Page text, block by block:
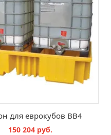
для еврокубов BB4
150 204 руб.